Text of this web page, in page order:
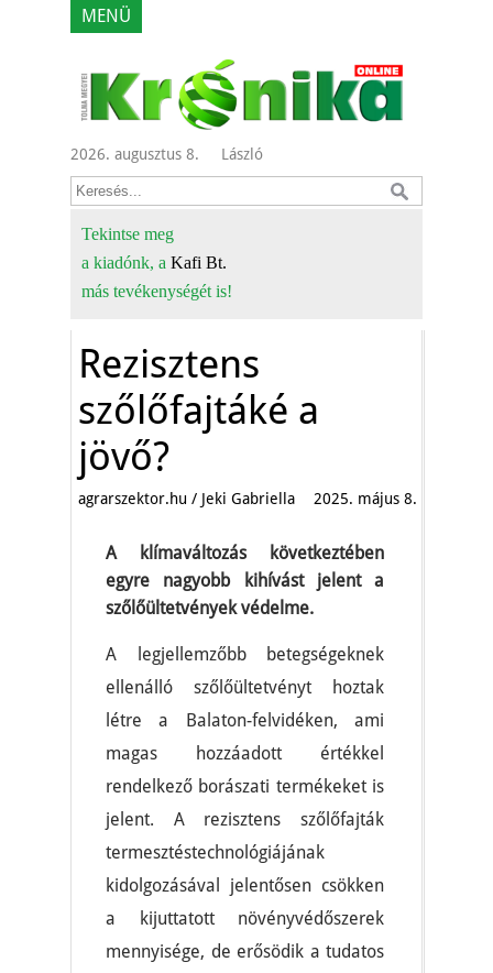
MENÜ
2026. augusztus 8. László
Tekintse meg
a kiadónk, a Kafi Bt.
más tevékenységét is!
Rezisztens
szőlőfajtáké a
jövő?
agrarszektor.hu / Jeki Gabriella 2025. május 8.
A klímaváltozás következtében
egyre nagyobb kihívást jelent a
szőlőültetvények védelme.
A legjellemzőbb betegségeknek
ellenálló szőlőültetvényt hoztak
létre a Balaton-felvidéken, ami
magas hozzáadott értékkel
rendelkező borászati termékeket is
jelent. A rezisztens szőlőfajták
termesztéstechnológiájának
kidolgozásával jelentősen csökken
a kijuttatott növényvédőszerek
mennyisége, de erősödik a tudatos